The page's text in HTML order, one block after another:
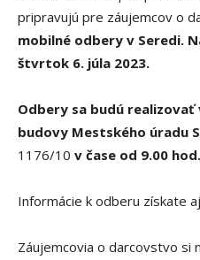
pripravujú pre záujemcov o
mobilné odbery v Seredi.
štvrtok 6. júla 2023.
Odbery sa budú realizovať
budovy Mestského úradu
1176/10 v čase od 9.00
Informácie k odberu získate
Záujemcovia o darcovstvo si